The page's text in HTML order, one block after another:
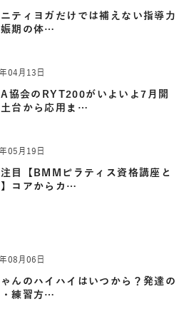
ティヨガだけでは補えない指導力
娠期の体…
04月13日
協会のRYT200がいよいよ7月開
台から応用ま…
05月19日
目【BMMピラティス資格講座と
コアからカ…
08月06日
んのハイハイはいつから？発達の
・練習方…